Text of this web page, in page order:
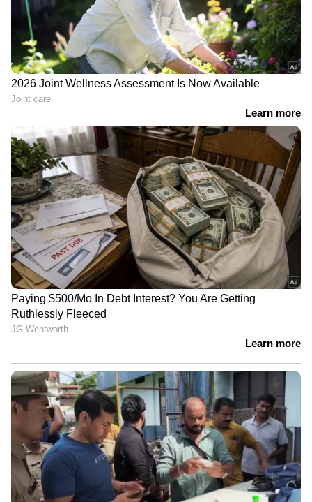
വാൾനട്ടിൽ പ്രോട്ടീനും പോളിഅൺസാച്ചുറേറ്റഡ്
കൊഴുപ്പും അടങ്ങിയിട്ടുണ്ട്. വാൾനട്ടിൽ
അടങ്ങിയിരിക്കുന്ന അപൂരിത ഫാറ്റി
ആസിഡുകൾ (മോണോസാച്ചുറേറ്റഡ് ഫാറ്റി
ആസിഡുകളും പോളിഅൺസാച്ചുറേറ്റഡ് ഫാറ്റി
ആസിഡുകളും) ഗ്ലൂക്കോസ് നിയന്ത്രണത്തിൽ
ഒരു പങ്ക് വഹിക്കുകയും വിശപ്പ്
കുറയ്ക്കുന്നതിലൂടെ വിശപ്പ് കുറയ്ക്കുകയും
ചെയ്യുന്നു.
ഈ പോഷകങ്ങൾ 'ഉത്കണ്ഠ' കുറയ്ക്കാൻ
സ​ഹായിക്കും